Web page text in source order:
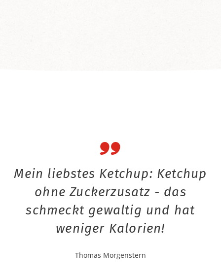
Mein liebstes Ketchup: Ketchup
ohne Zuckerzusatz - das
schmeckt gewaltig und hat
weniger Kalorien!
Thomas Morgenstern